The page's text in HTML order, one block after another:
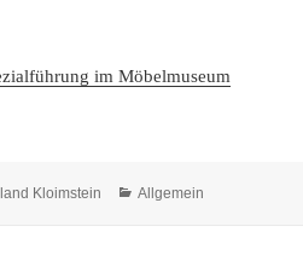
im Möbelmuseum
Kloimstein Categories
Allgemein